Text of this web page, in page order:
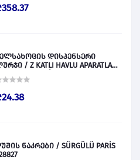
დისპენსერი
/ Z KATLI HAVLU APARATLARI
ნაკრები / SÜRGÜLÜ PARİS